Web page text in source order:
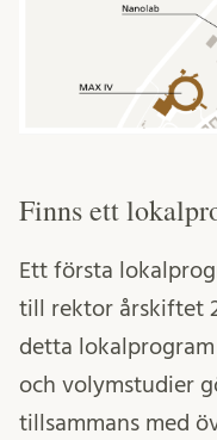
Finns ett
Ett första
till rektor årskiftet
detta
och volymstudier
tillsammans med